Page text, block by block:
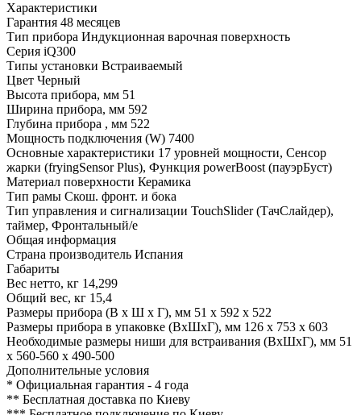
Xарактеристики
Гарантия 48 месяцев
Тип прибора Индукционная варочная поверхность
Серия iQ300
Типы установки Встраиваемый
Цвет Черный
Высота прибора, мм 51
Ширина прибора, мм 592
Глубина прибора , мм 522
Мощность подключения (W) 7400
Основные характеристики 17 уровней мощности, Сенсор
жарки (fryingSensor Plus), Функция powerBoost (пауэрБуст)
Материал поверхности Керамика
Тип рамы Скош. фронт. и бока
Тип управления и сигнализации TouchSlider (ТачСлайдер),
таймер, Фронтальный/е
Общая информация
Страна производитель Испания
Габариты
Вес нетто, кг 14,299
Общий вес, кг 15,4
Размеры прибора (В х Ш х Г), мм 51 x 592 x 522
Размеры прибора в упаковке (ВхШхГ), мм 126 x 753 x 603
Необходимые размеры ниши для встраивания (ВхШхГ), мм 51
x 560-560 x 490-500
Дополнительные условия
* Официальная гарантия - 4 года
** Бесплатная доставка по Киеву